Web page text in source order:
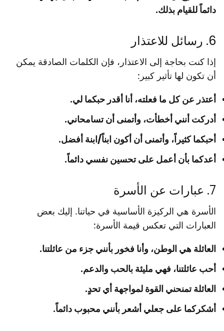
دائماً للقيام بذلك.
6. رسائل للاعتذار
إذا كنت بحاجة إلى الاعتذار، فإن الكلمات الصادقة يمكن
أن تكون لها تأثير كبير:
أعتذر عن كل ما فعلته، أنا أقدر حبكما لي.
أدركت أنني أخطأت، وأتمنى أن تسامحاني.
أحبكما كثيراً، وأتمنى أن أكون ابناً/ابنة أفضل.
أعدكما بأن أعمل على تحسين نفسي دائماً.
7. عبارات عن الأسرة
الأسرة هي الركيزة الأساسية في حياتنا. إليك بعض
العبارات التي تعكس قيمة الأسرة:
العائلة هي الوطن، وأنا فخور بأنني جزء من عائلتنا.
أحب عائلتنا، فهي مليئة بالحب والدعم.
العائلة تمنحني القوة لمواجهة أي تحدٍ.
أشكركما على جعلي أشعر بأنني محبوب دائماً.